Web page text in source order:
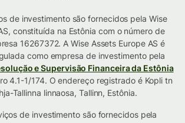
de investimento são fornecidos pela Wise
constituída na Estônia com o número de
16267372. A Wise Assets Europe AS é
como empresa de investimento pela
e Supervisão Financeira da Estônia
4.1-1/174. O endereço registrado é Kopli tn
Tallinna linnaosa, Tallinn, Estônia.
de investimento são fornecidos pela